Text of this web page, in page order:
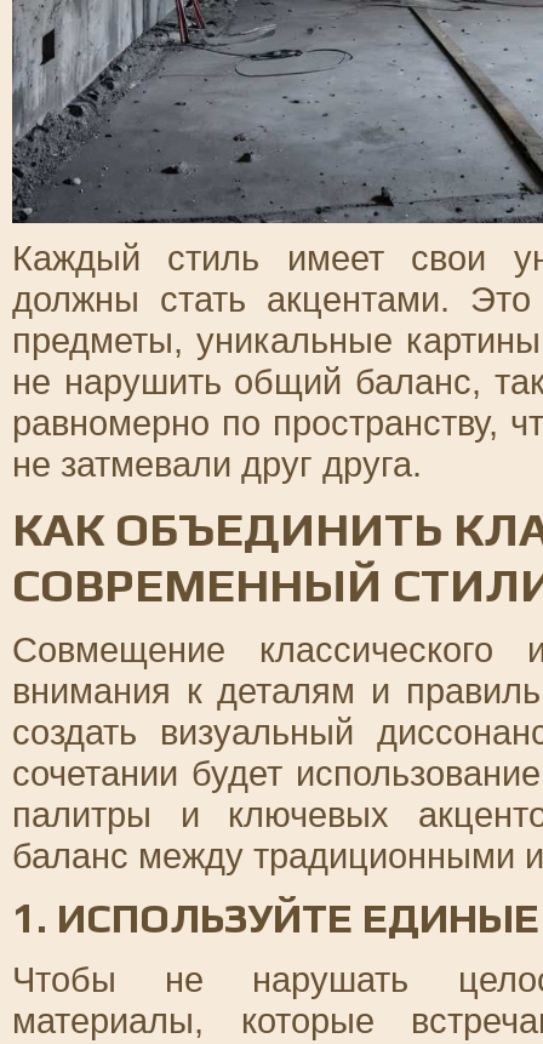
Каждый стиль имеет свои
должны стать акцентами.
предметы, уникальные
не нарушить общий баланс,
равномерно по пространству,
не затмевали друг друга.
КАК ОБЪЕДИНИТЬ
СОВРЕМЕННЫЙ
Совмещение классического
внимания к деталям и
создать визуальный
сочетании будет
палитры и ключевых
баланс между традиционными
1. ИСПОЛЬЗУЙТЕ
Чтобы не нарушать
материалы, которые